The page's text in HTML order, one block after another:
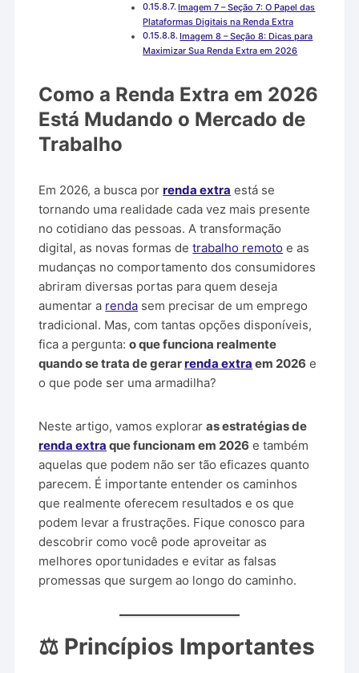
Imagem 7 – Seção 7: O Papel das
Plataformas Digitais na Renda Extra
Imagem 8 – Seção 8: Dicas para
Maximizar Sua Renda Extra em 2026
Como a Renda Extra em 2026
Está Mudando o Mercado de
Trabalho
Em 2026, a busca porrenda extra está se
tornando uma realidade cada vez mais presente
no cotidiano das pessoas. A transformação
digital, as novas formas detrabalho remoto e as
mudanças no comportamento dos consumidores
abriram diversas portas para quem deseja
aumentar a renda sem precisar de um emprego
tradicional. Mas, com tantas opções disponíveis,
fica a pergunta:o que funciona realmente
quando se trata de gerarrenda extra em 2026 e
o que pode ser uma armadilha?
Neste artigo, vamos exploraras estratégias de
renda extra que funcionam em 2026 e também
aquelas que podem não ser tão eficazes quanto
parecem. É importante entender os caminhos
que realmente oferecem resultados e os que
podem levar a frustrações. Fique conosco para
descobrir como você pode aproveitar as
melhores oportunidades e evitar as falsas
promessas que surgem ao longo do caminho.
⚖️ Princípios Importantes